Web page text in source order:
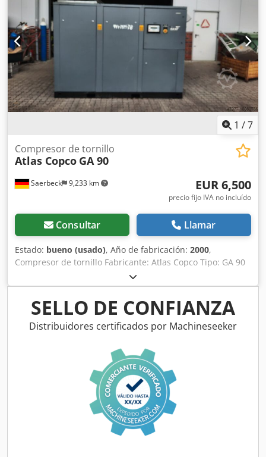
1 /7
Saerbeck 9,233 km
Compresor de tornillo
Atlas Copco GA 90
EUR 6,500
precio fijo IVA no incluído
Consultar Llamar
Estado: bueno (usado), Año de fabricación: 2000,
Compresor de tornillo Fabricante: Atlas Copco Tipo: GA 90
Año de construcción: 2000 Dcodpfxsvi E Uyj Ahqok
Potencia: 94 kW Presión máx.: 10 bar Velocidad: 1.487 rpm
SELLO DE CONFIANZA
Distribuidores certificados por Machineseeker